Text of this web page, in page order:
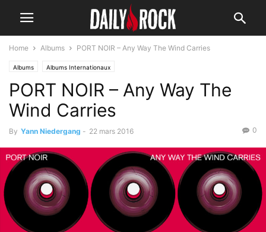
Home Albums PORT NOIR – Any Way The Wind Carries
Albums Albums Internationaux
PORT NOIR – Any Way The
Wind Carries
By Yann Niedergang - 22 mars 2016 0